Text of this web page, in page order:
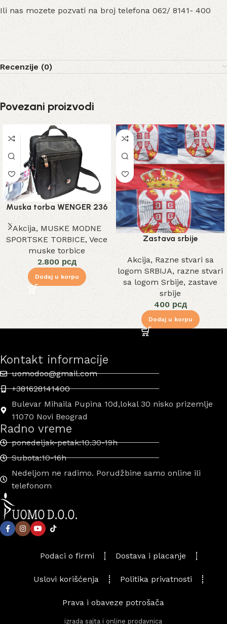
Ili nas mozete pozvati na broj telefona 062/ 8141- 400
Recenzije (0)
Povezani proizvodi
Muska torba WENGER 236
Akcija, MUSKE MODNE
SPORTSKE TORBICE, Vece
muske torbice
2.800 рсд
Dodaj u korpu
Zastava srbije
Akcija,Razne stvari sa
logom SRBIJA, razne stvari
sa logom Srbije, zastave
srbije
400 рсд
Dodaj u korpu
Kontakt informacije
uomodoo@gmail.com
+381628141400
Bulevar Mihaila Pupina 10d,lokal 30 nisko prizemlje
11070 Novi Beograd
Radno vreme
ponedeljak-petak:10.30-19h
Subota:10-16h
Nedeljom ne radimo. Porudžbine samo online ili
telefonom
Podaci o firmi Dostava i placanje
Uslovi korišćenja Politika privatnosti
Prava i obaveze potrošača
izrada sajta i online prodavnica